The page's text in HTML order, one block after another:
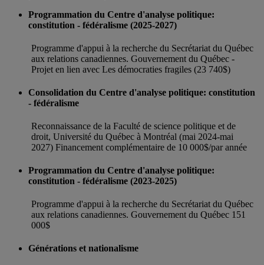
Programmation du Centre d'analyse politique:
constitution - fédéralisme (2025-2027)
Programme d'appui à la recherche du Secrétariat du Québec
aux relations canadiennes. Gouvernement du Québec -
Projet en lien avec Les démocraties fragiles (23 740$)
Consolidation du Centre d'analyse politique: constitution
- fédéralisme
Reconnaissance de la Faculté de science politique et de
droit, Université du Québec à Montréal (mai 2024-mai
2027) Financement complémentaire de 10 000$/par année
Programmation du Centre d'analyse politique:
constitution - fédéralisme (2023-2025)
Programme d'appui à la recherche du Secrétariat du Québec
aux relations canadiennes. Gouvernement du Québec 151
000$
Générations et nationalisme